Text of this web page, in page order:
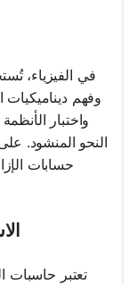
في الفيزياء،
وفهم
واختبار
النحو المنشود.
حسابات
تعتبر حاسبات